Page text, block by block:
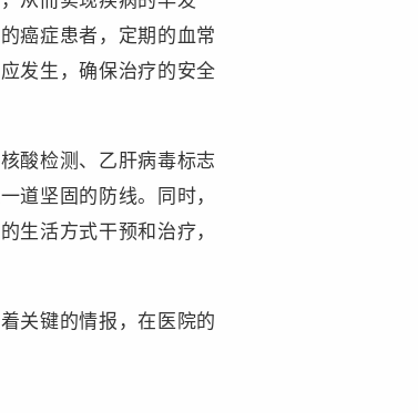
癌症患者，定期的血常
发生，确保治疗的安全
酸检测、乙肝病毒标志
道坚固的防线。同时，
生活方式干预和治疗，
关键的情报，在医院的